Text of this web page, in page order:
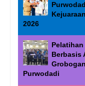
2026
Berbasis
Purwodadi